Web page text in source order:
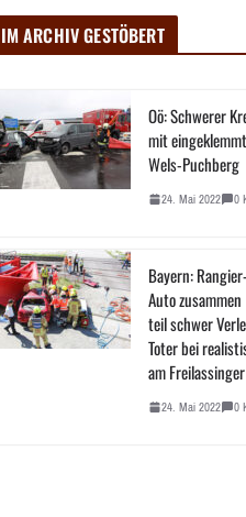
IM ARCHIV GESTÖBERT
Oö: Schwerer
mit
Wels-Puchberg
24. Mai 2022 0
Bayern:
Auto
teil schwer
Toter bei
am
24. Mai 2022 0